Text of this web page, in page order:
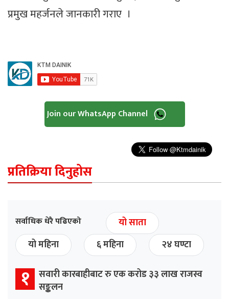
प्रमुख महर्जनले जानकारी गराए ।
Join our WhatsApp Channel
प्रतिक्रिया दिनुहोस
सर्वाधिक धेरै पढिएको
यो साता
यो महिना
६ महिना २४ घण्टा
१ सवारी कारबाहीबाट रु एक करोड ३३ लाख राजस्व
सङ्कलन